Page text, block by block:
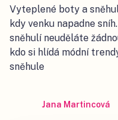
Vyteplené boty a
kdy venku napadne
sněhulí neuděláte
kdo si hlídá módní
sněhule
Jana Martincová